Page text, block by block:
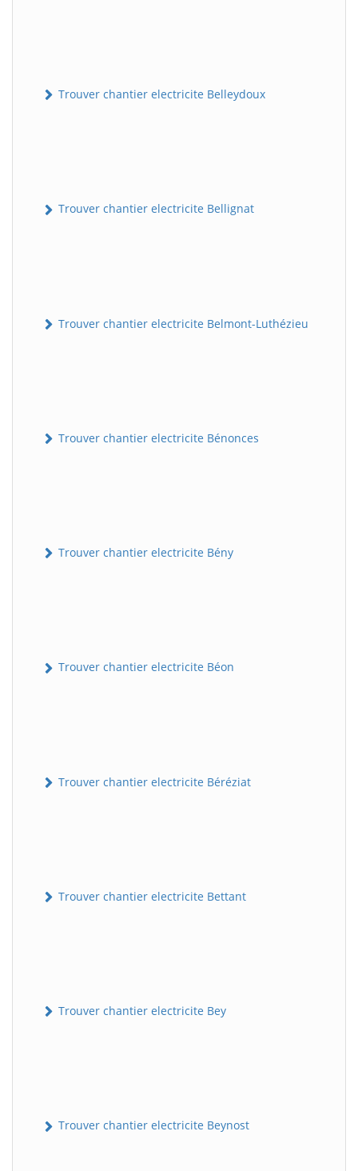
Trouver chantier electricite Belleydoux
Trouver chantier electricite Bellignat
Trouver chantier electricite Belmont-Luthézieu
Trouver chantier electricite Bénonces
Trouver chantier electricite Bény
Trouver chantier electricite Béon
Trouver chantier electricite Béréziat
Trouver chantier electricite Bettant
Trouver chantier electricite Bey
Trouver chantier electricite Beynost